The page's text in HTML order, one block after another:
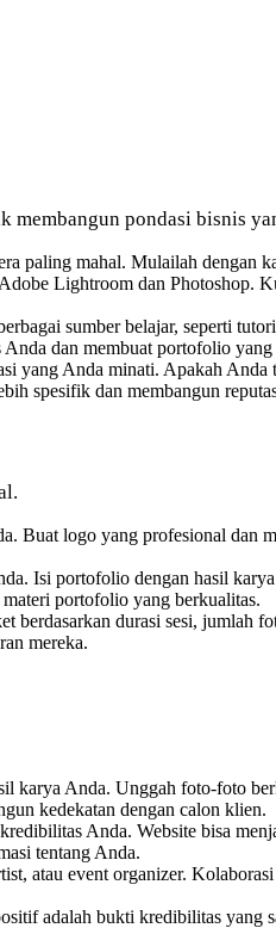
membangun pondasi bisnis
paling mahal. Mulailah dengan
Lightroom dan Photoshop.
sumber belajar, seperti
dan membuat portofolio
yang Anda minati. Apakah Anda
spesifik dan membangun
Buat logo yang profesional dan
Isi portofolio dengan hasil
portofolio yang berkualitas.
berdasarkan durasi sesi, jumlah
mereka.
karya Anda. Unggah foto-foto
kedekatan dengan calon klien.
Anda. Website bisa
tentang Anda.
atau event organizer.
adalah bukti kredibilitas